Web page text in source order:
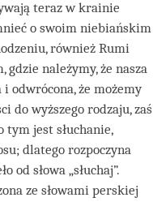
teraz w krainie
o swoim niebiańskim
również Rumi
należymy, że nasza
odwrócona, że możemy
do wyższego rodzaju, zaś
tym jest słuchanie,
dlatego rozpoczyna
od słowa „słuchaj”.
ze słowami perskiej